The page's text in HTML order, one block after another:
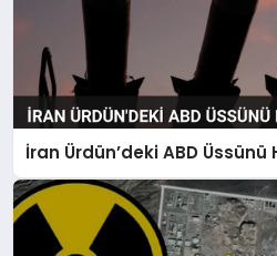
İran Ürdün’deki ABD Üssünü